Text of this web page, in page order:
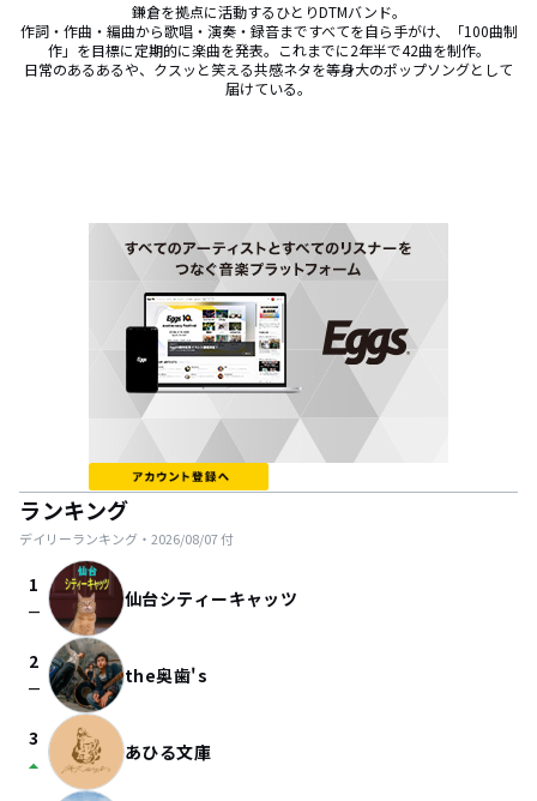
鎌倉を拠点に活動するひとりDTMバンド。
作詞・作曲・編曲から歌唱・演奏・録音まですべてを自ら手がけ、「100曲制
作」を目標に定期的に楽曲を発表。これまでに2年半で42曲を制作。
日常のあるあるや、クスッと笑える共感ネタを等身大のポップソングとして
届けている。
ランキング
デイリーランキング・ 2026/08/07付
1
check_indeterminate_small 仙台シティーキャッツ
2
check_indeterminate_small the奥歯's
3
arrow_drop_up あひる文庫